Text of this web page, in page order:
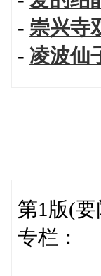
- 崇兴寺
- 凌波仙
第1版(要
专栏：